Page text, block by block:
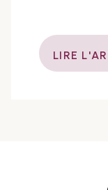
LIRE